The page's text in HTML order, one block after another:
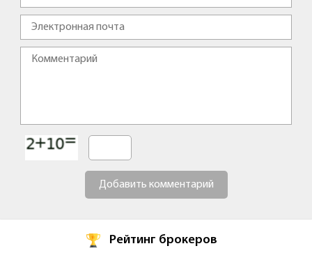
Добавить комментарий
Рейтинг брокеров